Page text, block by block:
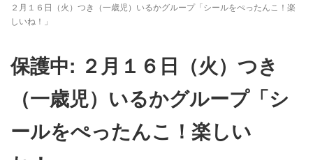
２月１６日（火）つき（一歳児）いるかグループ「シールをぺったんこ！楽
しいね！」
保護中: ２月１６日（火）つき
（一歳児）いるかグループ「シ
ールをぺったんこ！楽しい